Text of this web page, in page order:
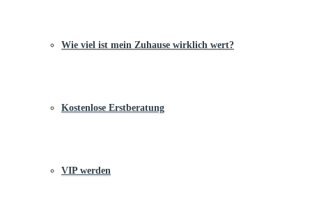
Wie viel ist mein Zuhause wirklich wert?
Kostenlose Erstberatung
VIP werden